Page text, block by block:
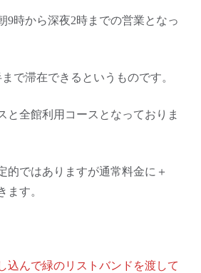
9時から深夜2時までの営業となっ
で滞在できるというものです。
と全館利用コースとなっておりま
的ではありますが通常料金に＋
ます。
込んで緑のリストバンドを渡して